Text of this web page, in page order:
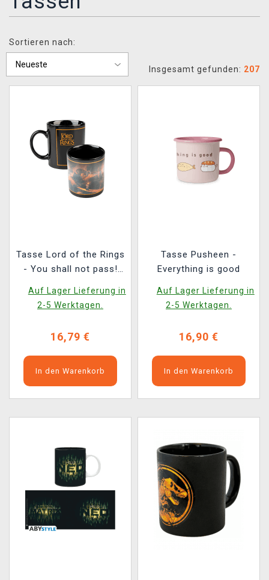
XZONE CLUB
Sortieren nach:
Insgesamt gefunden: 207
Tasse Lord of the Rings
- You shall not pass!
Auf Lager Lieferung in
2-5 Werktagen.
16,79 €
In den Warenkorb
Tasse Pusheen -
Everything is good
Auf Lager Lieferung in
2-5 Werktagen.
16,90 €
In den Warenkorb